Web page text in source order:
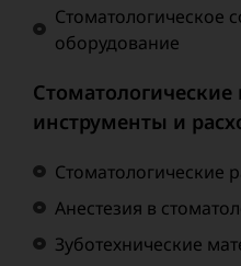
Стоматологическое
оборудование
Стоматологические
инструменты и
Стоматологические
Анестезия в
Зуботехнические